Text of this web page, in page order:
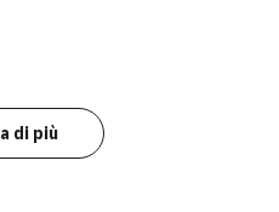
di più